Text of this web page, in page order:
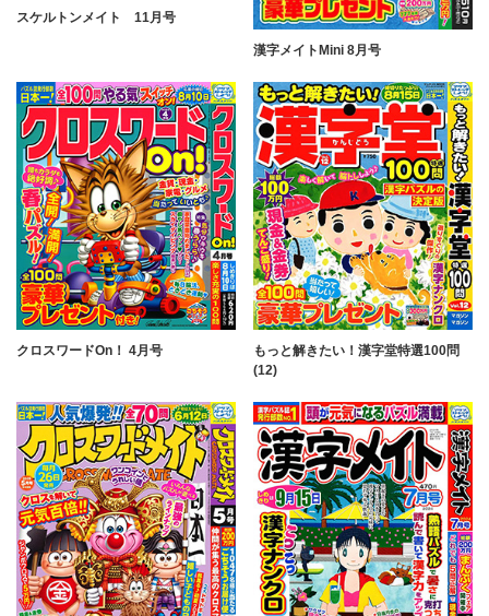
スケルトンメイト 11月号
漢字メイトMini 8月号
クロスワードOn！ 4月号
もっと解きたい！漢字堂特選100問
(12)